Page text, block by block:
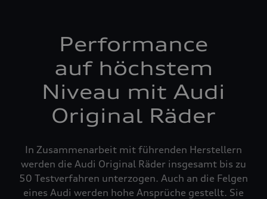
Performance
auf höchstem
Niveau mit Audi
Original Räder
In Zusammenarbeit mit führenden Herstellern
werden die Audi Original Räder insgesamt bis zu
50 Testverfahren unterzogen. Auch an die Felgen
eines Audi werden hohe Ansprüche gestellt. Sie